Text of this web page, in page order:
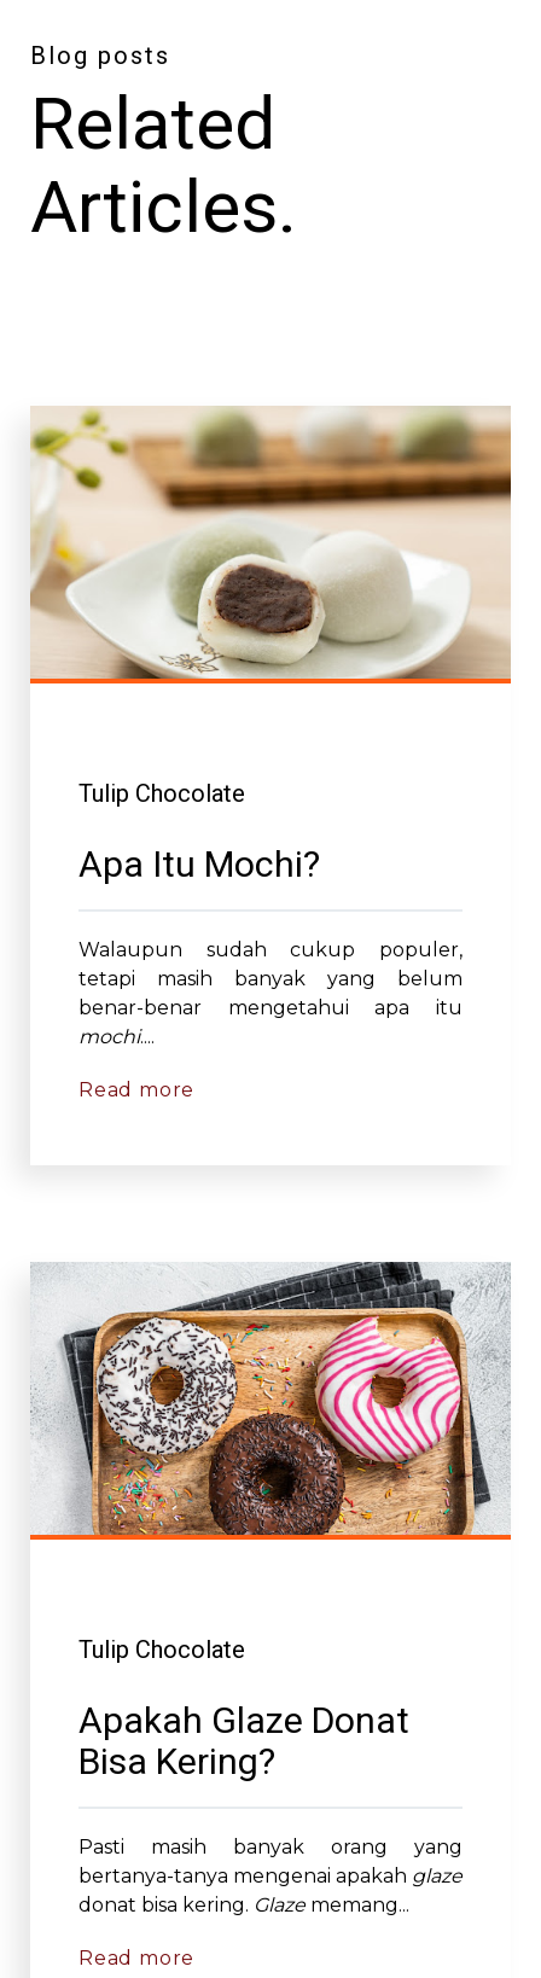
Blog posts
Related
Articles.
Tulip Chocolate
Apa Itu Mochi?
Walaupun sudah cukup populer,
tetapi masih banyak yang belum
benar-benar mengetahui apa itu
mochi....
Read more
Tulip Chocolate
Apakah Glaze Donat
Bisa Kering?
Pasti masih banyak orang yang
bertanya-tanya mengenai apakah glaze
donat bisa kering. Glazememang...
Read more